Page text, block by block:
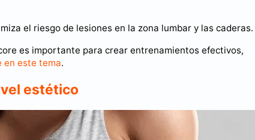
el riesgo de lesiones en la zona lumbar y las caderas.
es importante para crear entrenamientos efectivos,
en este tema.
estético